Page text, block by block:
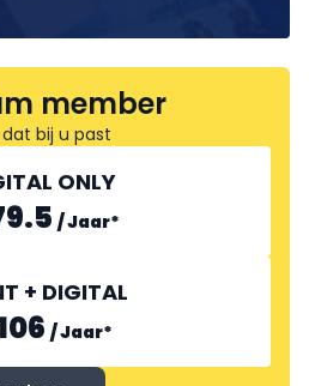
member
bij u past
ONLY
/Jaar*
+ DIGITAL
/Jaar*